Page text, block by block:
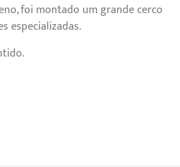
foi montado um grande cerco
especializadas.